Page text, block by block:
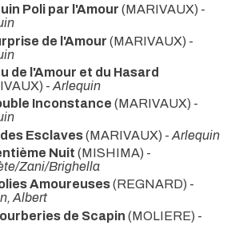
Poli par l'Amour (MARIVAUX) -
de l'Amour (MARIVAUX) -
de l'Amour et du Hasard
- Arlequin
Inconstance (MARIVAUX) -
Esclaves(MARIVAUX) - Arlequin
Nuit (MISHIMA) -
Zani/Brighella
Amoureuses(REGNARD) -
Albert
de Scapin (MOLIERE) -